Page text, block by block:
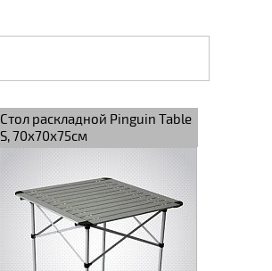
Стол раскладной Pinguin Table
S, 70x70x75см